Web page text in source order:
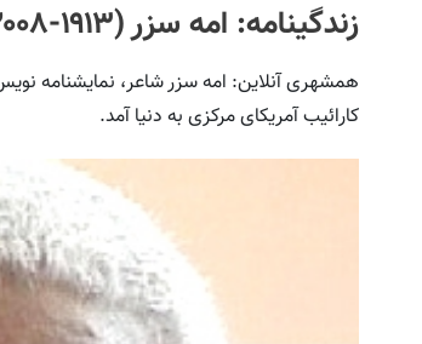
زندگینامه: امه سزر (۱۹۱۳-۲۰۰۸)
کارائیب آمریکای مرکزی به دنیا آمد.